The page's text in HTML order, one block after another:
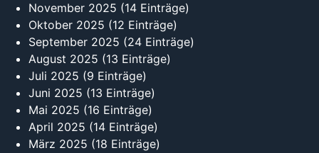
November 2025 (14 Einträge)
Oktober 2025 (12 Einträge)
September 2025 (24 Einträge)
August 2025 (13 Einträge)
Juli 2025 (9 Einträge)
Juni 2025 (13 Einträge)
Mai 2025 (16 Einträge)
April 2025 (14 Einträge)
März 2025 (18 Einträge)